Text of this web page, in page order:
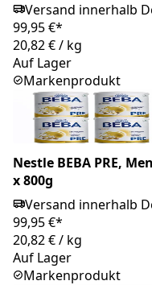
Versand innerhalb
99,95 €*
20,82 €/ kg
Auf Lager
Markenprodukt
Nestle BEBA PRE,
x 800g
Versand innerhalb
99,95 €*
20,82 €/ kg
Auf Lager
Markenprodukt